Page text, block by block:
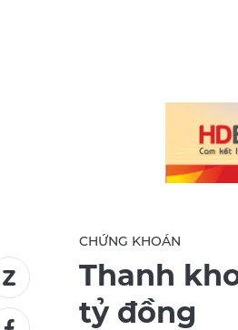
CHỨNG KHOÁN
Thanh
tỷ đồng